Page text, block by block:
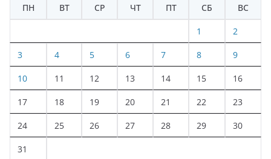
ПН ВТ СР ЧТ ПТ СБ ВС
1 2
3 4 5 6 7 8 9
10 11 12 13 14 15 16
17 18 19 20 21 22 23
24 25 26 27 28 29 30
31